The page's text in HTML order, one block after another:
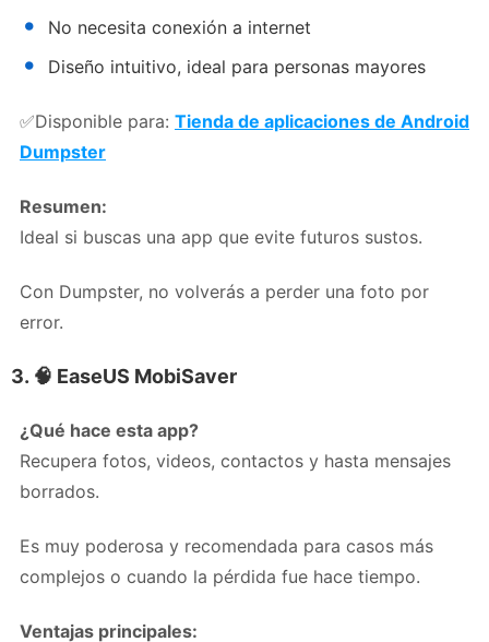
No necesita conexión a internet
Diseño intuitivo, ideal para personas mayores
✅Disponible para: Tienda de aplicaciones de Android
Dumpster
Resumen:
Ideal si buscas una app que evite futuros sustos.
Con Dumpster, no volverás a perder una foto por
error.
3. 🧠 EaseUS MobiSaver
¿Qué hace esta app?
Recupera fotos, videos, contactos y hasta mensajes
borrados.
Es muy poderosa y recomendada para casos más
complejos o cuando la pérdida fue hace tiempo.
Ventajas principales: